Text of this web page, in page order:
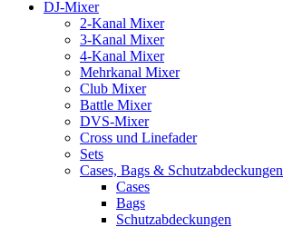
DJ-Mixer
2-Kanal Mixer
3-Kanal Mixer
4-Kanal Mixer
Mehrkanal Mixer
Club Mixer
Battle Mixer
DVS-Mixer
Cross und Linefader
Sets
Cases, Bags & Schutzabdeckungen
Cases
Bags
Schutzabdeckungen